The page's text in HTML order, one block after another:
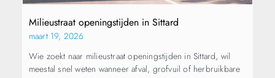
Milieustraat openingstijden in Sittard
maart 19, 2026
Wie zoekt naar milieustraat openingstijden in Sittard, wil
meestal snel weten wanneer afval, grofvuil of herbruikbare